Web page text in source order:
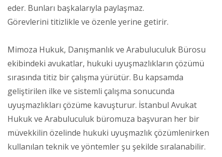
eder. Bunları başkalarıyla paylaşmaz.
Görevlerini titizlikle ve özenle yerine getirir.
Mimoza Hukuk, Danışmanlık ve Arabuluculuk Bürosu
ekibindeki avukatlar, hukuki uyuşmazlıkların çözümü
sırasında titiz bir çalışma yürütür. Bu kapsamda
geliştirilen ilke ve sistemli çalışma sonucunda
uyuşmazlıkları çözüme kavuşturur. İstanbul Avukat
Hukuk ve Arabuluculuk büromuza başvuran her bir
müvekkilin özelinde hukuki uyuşmazlık çözümlenirken
kullanılan teknik ve yöntemler şu şekilde sıralanabilir.